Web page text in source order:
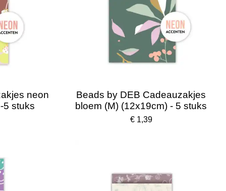
neon
5 stuks
Beads by DEB Cadeauzakjes
bloem (M) (12x19cm) - 5 stuks
€ 1,39